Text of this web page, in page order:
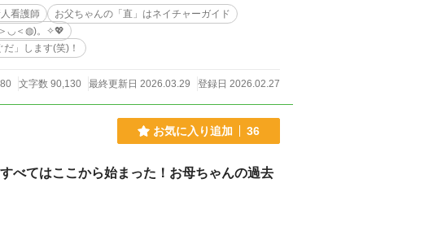
看護師
お父ちゃんの「直」はネイチャーガイド
◡＜◍)。✧💖
」します(笑)！
文字数 90,130 最終更新日 2026.03.29 登録日 2026.02.27
お気に入り追加 36
てはここから始まった！お母ちゃんの過去